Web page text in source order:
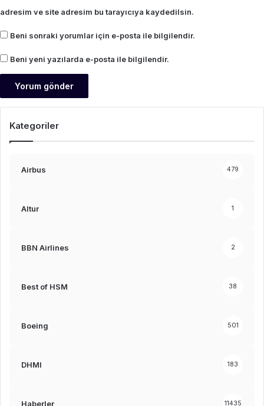
adresim ve site adresim bu tarayıcıya kaydedilsin.
Beni sonraki yorumlar için e-posta ile bilgilendir.
Beni yeni yazılarda e-posta ile bilgilendir.
Kategoriler
Airbus 479
Altur 1
BBN Airlines 2
Best of HSM 38
Boeing 501
DHMI 183
Haberler 11435